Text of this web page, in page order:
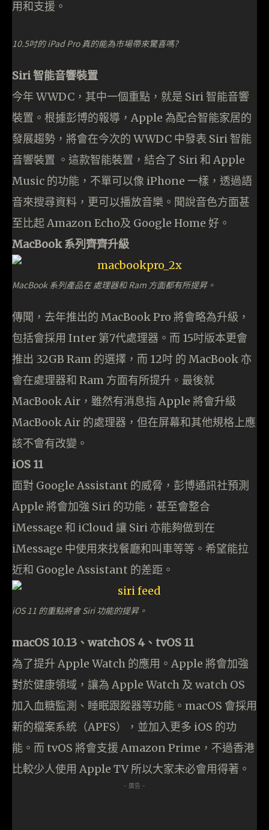
用和支援。
10.5吋的 iPad Pro 真的能為市場帶來驚喜嗎?
Siri 智能音響裝置
今年 WWDC，其中一個重點，就是 Siri 智能音響
裝置。根據彭博的報導，Apple 為配合智能家居的
發展趨勢，將會在今次的 WWDC 中發表 Siri 智能
音響裝置 。這款智能裝置，結合了 Siri 和 Apple
Music 的功能，不單可以像 iPhone 一樣，透過語
音來搜尋資料，更可以播放音樂。聞說音色方面甚
至比起 Amazon Echo及 Google Home 好。
MacBook 系列齊齊升級
MacBook 系列產品在 處理器和 Ram 方面都有所提昇。
傳聞，去年推出的 MacBook Pro 將會略為升級，
包括會採用 Inter 第7代處理器。而 15吋版本更會
推出 32GB Ram 的選擇，而 12吋 的 MacBook 亦
會在處理器和 Ram 方面有所提升。最後就
MacBook Air，雖然有消息指 Apple 將會升級
MacBook Air 的處理器，但在屏幕和其他規格上應
該不會有改變。
iOS 11
面對 Google Assistant 的威脅，彭博通訊社預測
Apple 將會加強 Siri 的功能，甚至會整合
iMessage 和 iCloud 讓 Siri 亦能夠做到在
iMessage 中使用來找餐廳和叫車等等。希望能拉
近和 Google Assistant 的差距。
iOS 11 的重點將會 Siri 功能的提昇。
macOS 10.13、watchOS 4、tvOS 11
為了提升 Apple Watch 的應用。Apple 將會加強
對於健康領域，讓為 Apple Watch 及 watch OS
加入血糖監測、睡眠跟蹤器等功能。macOS 會採用
新的檔案系統（APFS），並加入更多 iOS 的功
能。而 tvOS 將會支援 Amazon Prime，不過香港
比較少人使用 Apple TV 所以大家未必會用得著。
- 廣告 -